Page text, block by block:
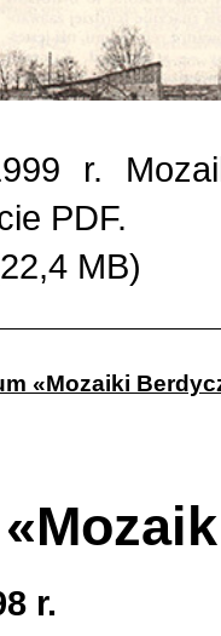
(10)
(1)
(5)
(17)
(1)
(1)
(1)
r. (1)
r. (2)
r.
PDF.
MB)
«Mozaiki
r.